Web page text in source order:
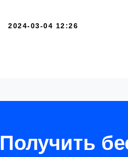
2024-03-04 12:26
Получить